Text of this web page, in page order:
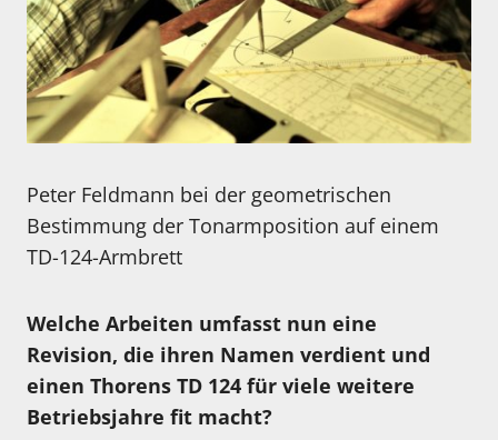
Peter Feldmann bei der geometrischen
Bestimmung der Tonarmposition auf einem
TD-124-Armbrett
Welche Arbeiten umfasst nun eine
Revision, die ihren Namen verdient und
einen Thorens TD 124 für viele weitere
Betriebsjahre fit macht?